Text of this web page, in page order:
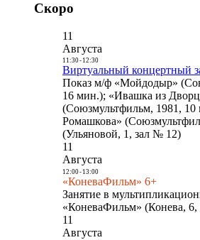
Скоро
11
Августа
11:30- 12:30
Виртуальный концертный
Показ м/ф «Мойдодыр»
16 мин.); «Ивашка из
(Союзмультфильм, 1981, 10
Ромашкова»
(Ульяновой, 1, зал № 12)
11
Августа
12:00- 13:00
«КоневаФильм» 6+
Занятие в
«КоневаФильм» (Конева, 6,
11
Августа